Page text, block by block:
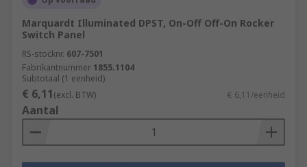
Marquardt Illuminated DPST, On-Off Off-On Rocker
Switch Panel
RS-stocknr. 607-7501
Fabrikantnummer 1855.1104
Subtotaal (1 eenheid)
€ 6,11(excl. BTW) € 6,11/eenheid
Aantal